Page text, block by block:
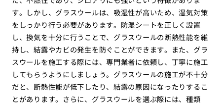
す。しかし、グラスウールは、吸湿性が高いため、湿気対策
をしっかり行う必要があります。防湿シートを正しく設置
し、換気を十分に行うことで、グラスウールの断熱性能を維
持し、結露やカビの発生を防ぐことができます。また、グラ
スウールを施工する際には、専門業者に依頼し、丁寧に施工
してもらうようにしましょう。グラスウールの施工が不十分
だと、断熱性能が低下したり、結露の原因になったりするこ
とがあります。さらに、グラスウールを選ぶ際には、種類